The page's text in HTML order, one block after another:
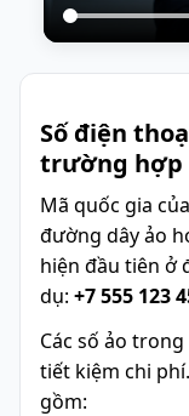
Số điện
trường hợp
Mã quốc gia
đường dây ảo
hiện đầu tiên ở
dụ: +7 555 123
Các số ảo
tiết kiệm chi
gồm: